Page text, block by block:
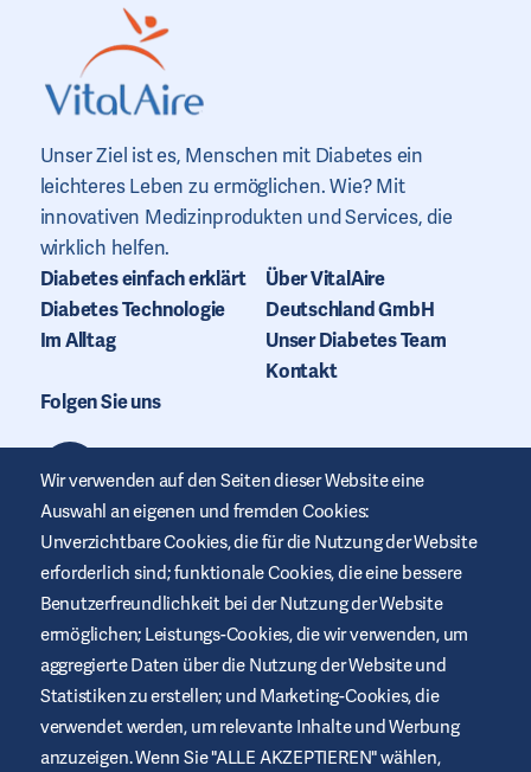
Unser Ziel ist es, Menschen mit Diabetes ein
leichteres Leben zu ermöglichen. Wie? Mit
innovativen Medizinprodukten und Services, die
wirklich helfen.
Diabetes einfach erklärt
Diabetes Technologie
Im Alltag
Über VitalAire
Deutschland GmbH
Unser Diabetes Team
Kontakt
Folgen Sie uns
Diese Website wird von Air Liquide Healthcare bereitgestellt, um
Wir verwenden auf den Seiten dieser Website eine
Auswahl an eigenen und fremden Cookies:
Unverzichtbare Cookies, die für die Nutzung der Website
erforderlich sind; funktionale Cookies, die eine bessere
Benutzerfreundlichkeit bei der Nutzung der Website
ermöglichen; Leistungs-Cookies, die wir verwenden, um
aggregierte Daten über die Nutzung der Website und
Statistiken zu erstellen; und Marketing-Cookies, die
verwendet werden, um relevante Inhalte und Werbung
anzuzeigen. Wenn Sie "ALLE AKZEPTIEREN" wählen,